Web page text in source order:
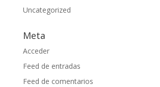
Uncategorized
Meta
Acceder
Feed de entradas
Feed de comentarios